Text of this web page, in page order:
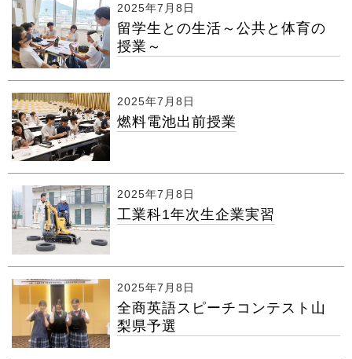
2025年7月8日
留学生との生活～公共と体育の
授業～
2025年7月8日
燃料電池出前授業
2025年7月8日
工業科1年次生企業実習
2025年7月8日
全商英語スピーチコンテスト山
梨県予選